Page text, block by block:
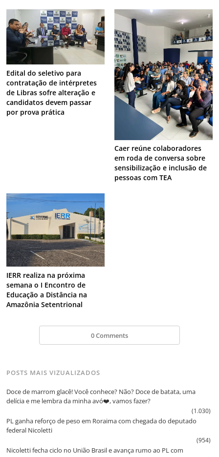
Edital do seletivo para
contratação de intérpretes
de Libras sofre alteração e
candidatos devem passar
por prova prática
Caer reúne colaboradores
em roda de conversa sobre
sensibilização e inclusão de
pessoas com TEA
IERR realiza na próxima
semana o I Encontro de
Educação a Distância na
Amazônia Setentrional
0 Comments
POSTS MAIS VIZUALIZADOS
Doce de marrom glacê! Você conhece? Não? Doce de batata, uma
delícia e me lembra da minha avó❤️, vamos fazer?
(1.030)
PL ganha reforço de peso em Roraima com chegada do deputado
federal Nicoletti
(954)
Nicoletti fecha ciclo no União Brasil e avança rumo ao PL com